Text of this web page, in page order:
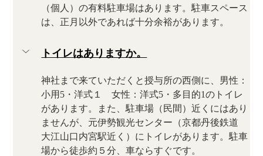
（個人）の有料駐車場はあります。駐車スペース
は、正月以外であれば十分余裕があります。
トイレはありますか。
神社まで来ていただくと授与所の西側に、男性：
小用5・洋式１　女性：洋式5・多目的1のトイレ
があります。また、駐車場（民間）近くにはあり
ませんが、元伊勢観光センター（京都丹後鉄道
大江山口内宮駅近く）にトイレがあります。駐車
場から徒歩約５分、車ならすぐです。